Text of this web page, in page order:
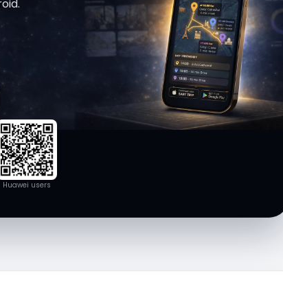
Huawei users